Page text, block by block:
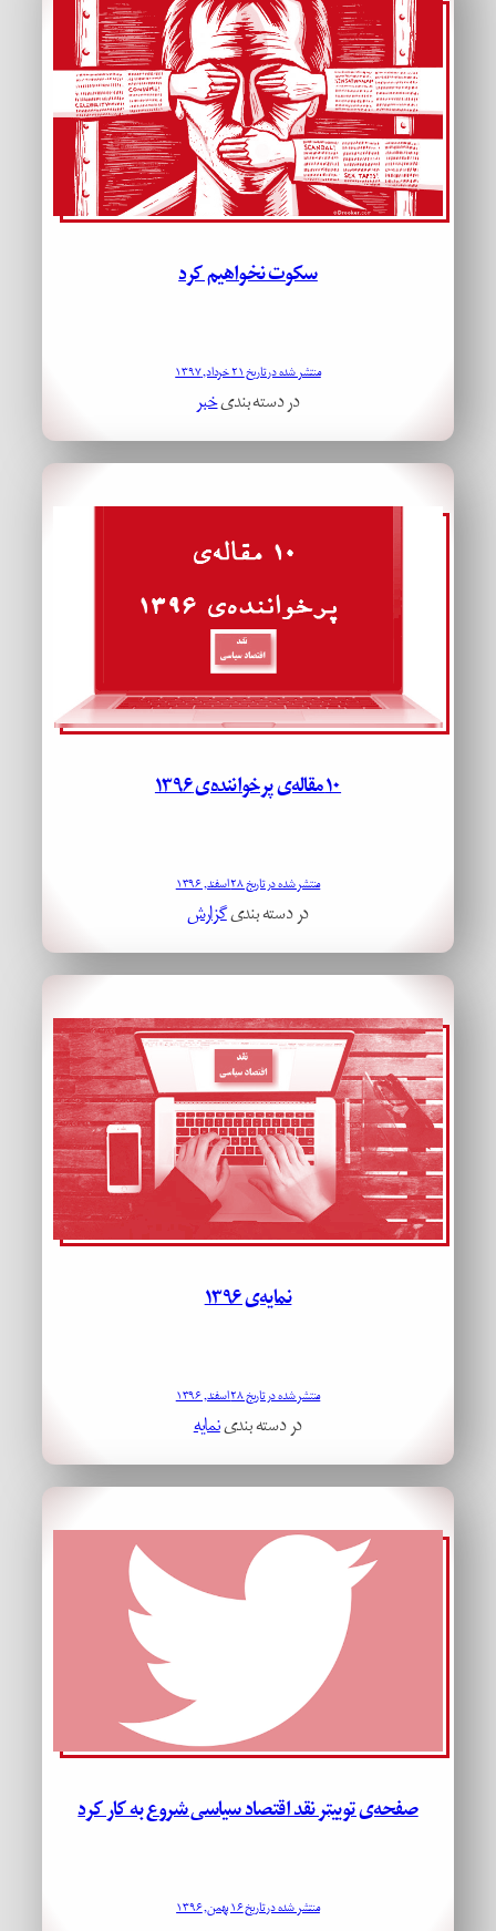
سکوت نخواهیم کرد
منتشر شده در تاریخ ۲۱ خرداد, ۱۳۹۷
در دسته بندیخبر
۱۰ مقاله‌ی پرخواننده‌ی ۱۳۹۶
منتشر شده در تاریخ ۲۸ اسفند, ۱۳۹۶
در دسته بندیگزارش
نمایه‌ی ۱۳۹۶
منتشر شده در تاریخ ۲۸ اسفند, ۱۳۹۶
در دسته بندینمایه
صفحه‌ی توییتر نقد اقتصاد سیاسی شروع به کار کرد
منتشر شده در تاریخ ۱۶ بهمن, ۱۳۹۶